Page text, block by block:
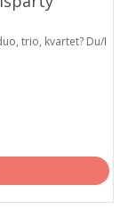
trio, kvartet? Du/I